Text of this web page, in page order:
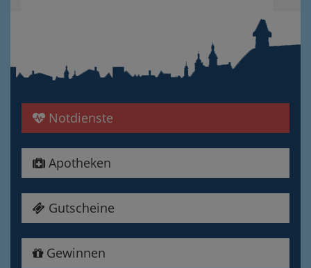
Notdienste
Apotheken
Gutscheine
Gewinnen